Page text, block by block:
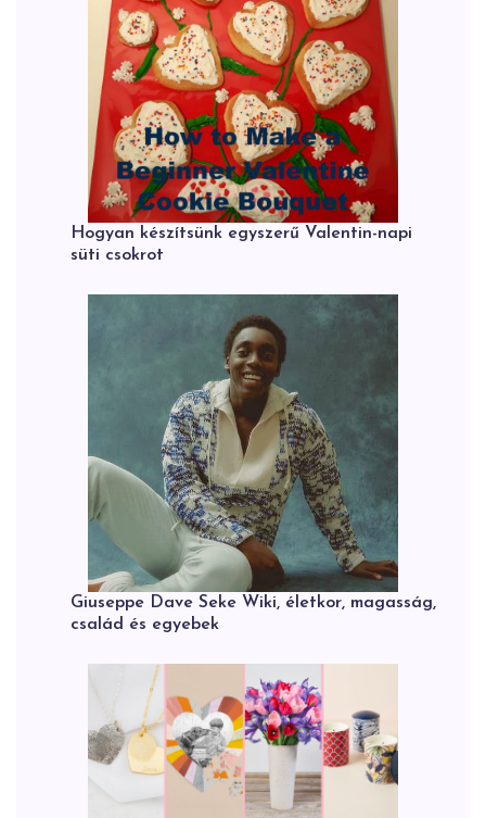
Hogyan készítsünk egyszerű Valentin-napi
süti csokrot
Giuseppe Dave Seke Wiki, életkor, magasság,
család és egyebek